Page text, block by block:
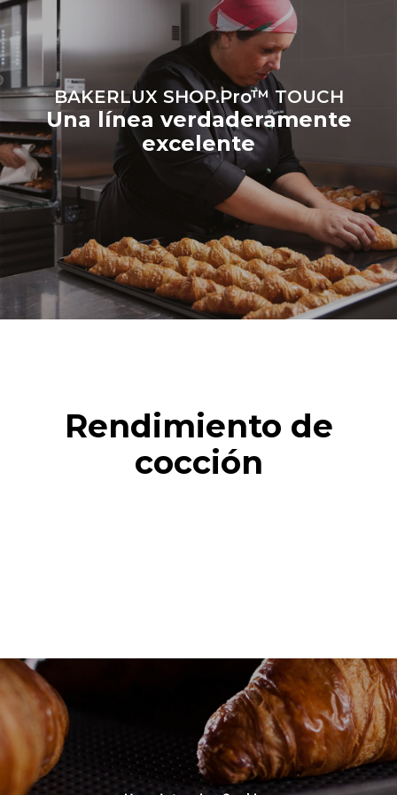
eligiendo comprar energía
producida a partir de
fuentes
renovables.Greenhouse
Gas Protocol
BAKERLUX SHOP.Pro™ TOUCH
Una línea verdaderamente
excelente
Rendimiento de
cocción